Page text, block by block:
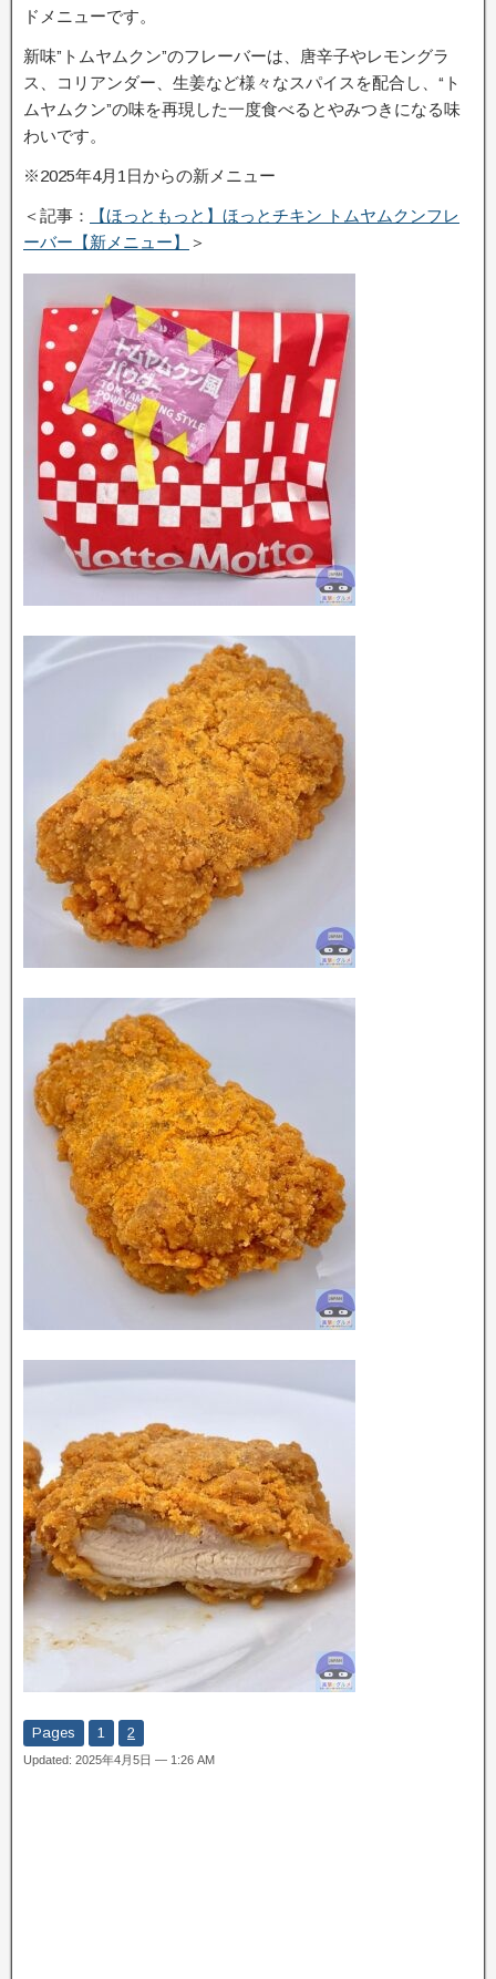
ドメニューです。
新味”トムヤムクン”のフレーバーは、唐辛子やレモングラ
ス、コリアンダー、生姜など様々なスパイスを配合し、“ト
ムヤムクン”の味を再現した一度食べるとやみつきになる味
わいです。
※2025年4月1日からの新メニュー
＜記事：
【ほっともっと】ほっとチキン トムヤムクンフレ
ーバー【新メニュー】
＞
Pages 1 2
Updated: 2025年4月5日 — 1:26 AM